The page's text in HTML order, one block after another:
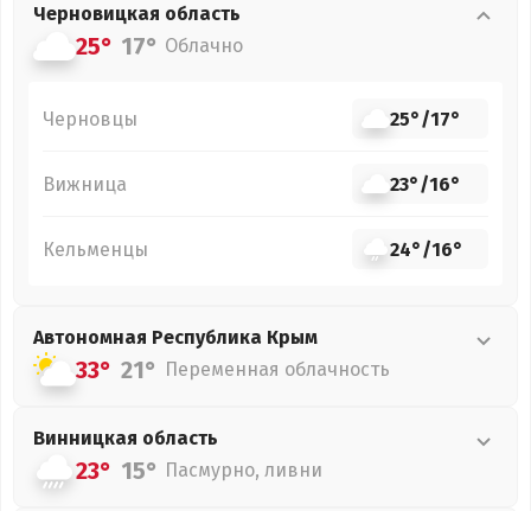
Черновицкая область
25° 17° Облачно
Черновцы 25°/17°
Вижница 23°/16°
Кельменцы 24°/16°
Автономная Республика Крым
33° 21° Переменная облачность
Винницкая область
23° 15° Пасмурно, ливни